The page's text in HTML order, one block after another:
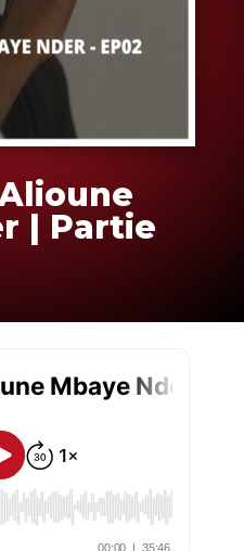
| Partie